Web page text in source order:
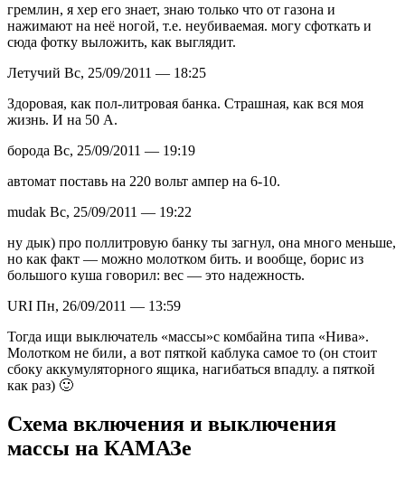
гремлин, я хер его знает, знаю только что от газона и
нажимают на неё ногой, т.е. неубиваемая. могу сфоткать и
сюда фотку выложить, как выглядит.
Летучий Вс, 25/09/2011 — 18:25
Здоровая, как пол-литровая банка. Страшная, как вся моя
жизнь. И на 50 А.
борода Вс, 25/09/2011 — 19:19
автомат поставь на 220 вольт ампер на 6-10.
mudak Вс, 25/09/2011 — 19:22
ну дык) про поллитровую банку ты загнул, она много меньше,
но как факт — можно молотком бить. и вообще, борис из
большого куша говорил: вес — это надежность.
URI Пн, 26/09/2011 — 13:59
Тогда ищи выключатель «массы»с комбайна типа «Нива».
Молотком не били, а вот пяткой каблука самое то (он стоит
сбоку аккумуляторного ящика, нагибаться впадлу. а пяткой
как раз) 🙂
Схема включения и выключения
массы на КАМАЗе